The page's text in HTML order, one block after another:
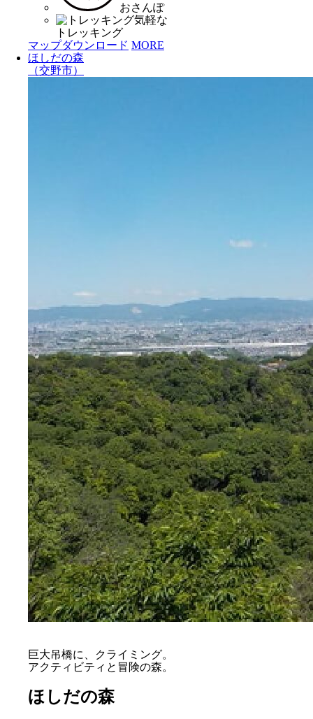
おさんぽ
気軽な
トレッキング
マップダウンロード MORE
ほしだの森
（交野市）
巨大吊橋に、クライミング。
アクティビティと冒険の森。
ほしだの森